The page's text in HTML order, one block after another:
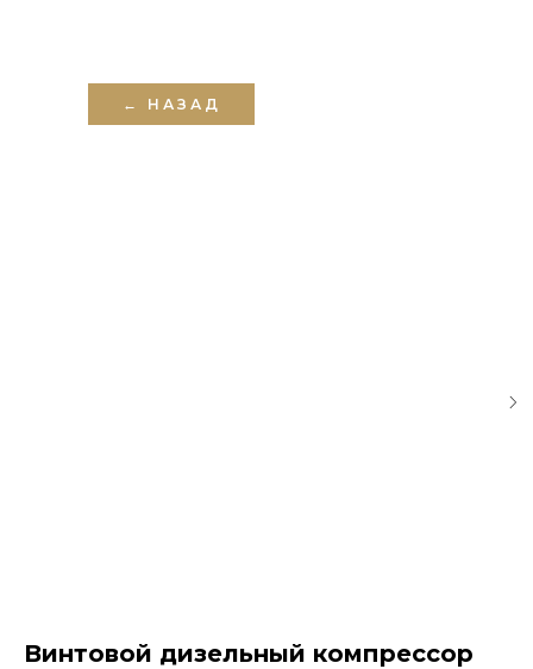
← НАЗАД
Винтовой дизельный компрессор